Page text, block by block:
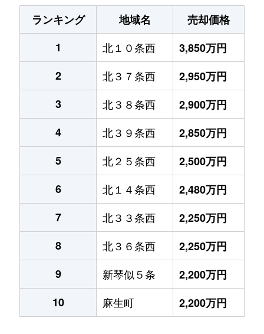
ランキング
地域名
売却価格
1
北１０条西
3,850万円
2
北３７条西
2,950万円
3
北３８条西
2,900万円
4
北３９条西
2,850万円
5
北２５条西
2,500万円
6
北１４条西
2,480万円
7
北３３条西
2,250万円
8
北３６条西
2,250万円
9
新琴似５条
2,200万円
10
麻生町 2,200万円